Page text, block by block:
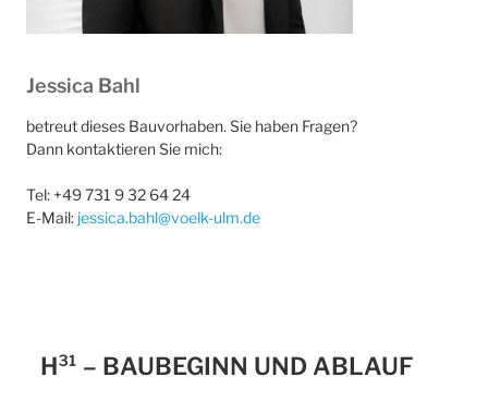
Jessica Bahl
betreut dieses Bauvorhaben. Sie haben Fragen?
Dann kontaktieren Sie mich:
Tel: +49 731 9 32 64 24
E-Mail: jessica.bahl@voelk-ulm.de
H³¹ – BAUBEGINN UND ABLAUF